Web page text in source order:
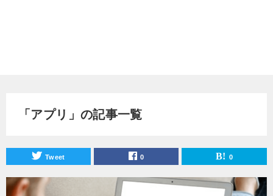
「アプリ」の記事一覧
Tweet 0 0